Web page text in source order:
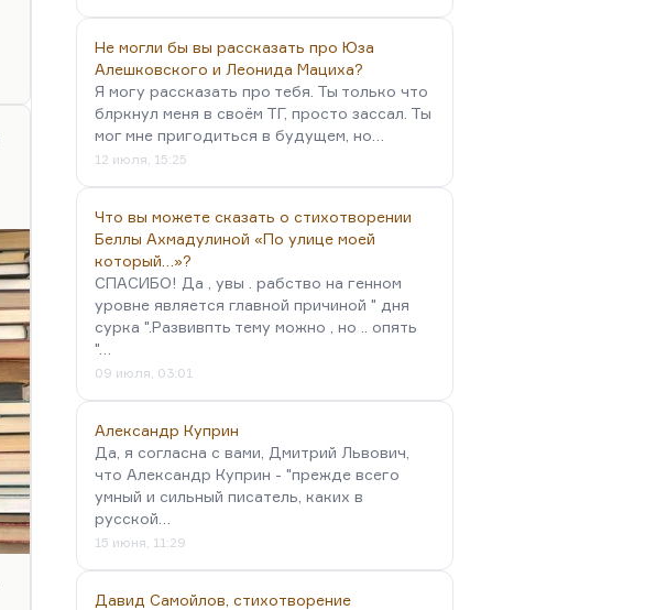
Не могли бы вы рассказать про Юза
Алешковского и Леонида Мациха?
Я могу рассказать про тебя. Ты только что
блркнул меня в своём ТГ, просто зассал. Ты
мог мне пригодиться в будущем, но…
12 июля, 15:25
Что вы можете сказать о стихотворении
Беллы Ахмадулиной «По улице моей
который…»?
СПАСИБО! Да , увы . рабство на генном
уровне является главной причиной " дня
сурка ".Развивпть тему можно , но .. опять
"…
09 июля, 03:01
Александр Куприн
Да, я согласна с вами, Дмитрий Львович,
что Александр Куприн - "прежде всего
умный и сильный писатель, каких в
русской…
15 июня, 11:29
Давид Самойлов, стихотворение